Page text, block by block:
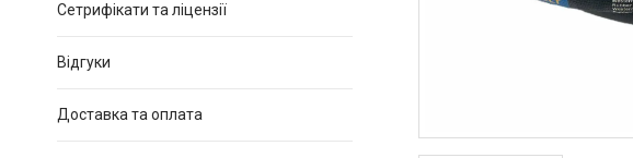
Сетрифікати та ліцензії
Відгуки
Доставка та оплата